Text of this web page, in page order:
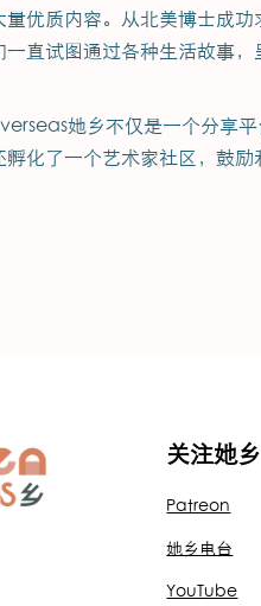
量优质内容。从北美博士成
一直试图通过各种生活故事
她乡不仅是一个分享
孵化了一个艺术家社区，鼓
关注她乡
Patreon
她乡电台
YouTube